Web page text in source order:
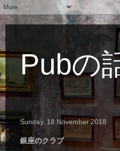
Pubの
Sunday, 18 November 2018
銀座のクラブ